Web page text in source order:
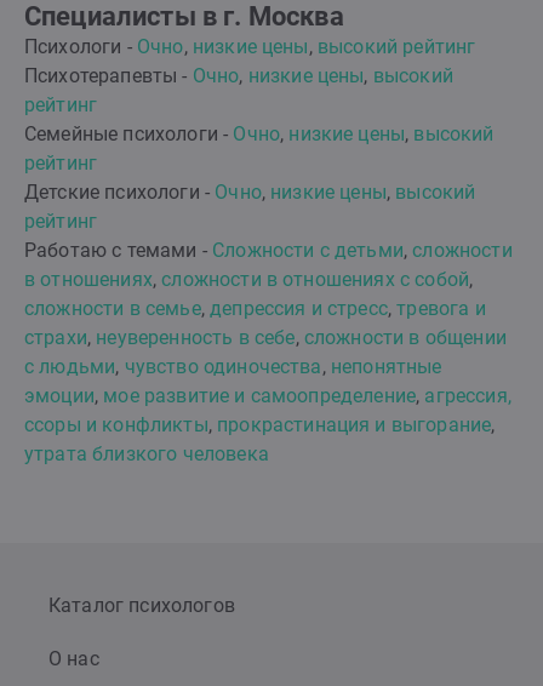
Специалисты в г. Москва
Психологи - Очно, низкие цены, высокий рейтинг
Психотерапевты - Очно, низкие цены, высокий
рейтинг
Семейные психологи - Очно, низкие цены, высокий
рейтинг
Детские психологи - Очно, низкие цены, высокий
рейтинг
Работаю с темами - Сложности с детьми,сложности
в отношениях,сложности в отношениях с собой,
сложности в семье,депрессия и стресс,тревога и
страхи, неуверенность в себе, сложности в общении
с людьми, чувство одиночества, непонятные
эмоции, мое развитие и самоопределение, агрессия,
ссоры и конфликты, прокрастинация и выгорание,
утрата близкого человека
Каталог психологов
О нас